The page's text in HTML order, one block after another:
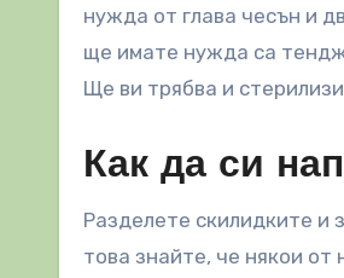
нужда от глава чесън и
ще имате нужда са
Ще ви трябва и
Как да си
Разделете скилидките и
това знайте, че някои